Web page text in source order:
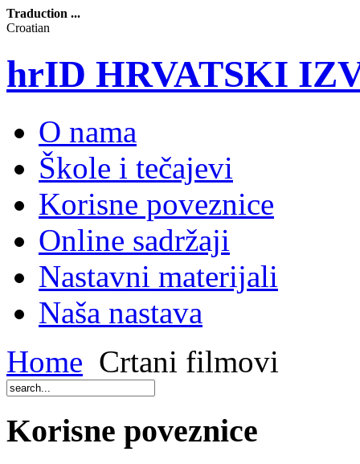
Traduction ...
Croatian
hrID HRVATSKI
O nama
Škole i tečajevi
Korisne poveznice
Online sadržaji
Nastavni materijali
Naša nastava
Home Crtani filmovi
Korisne poveznice